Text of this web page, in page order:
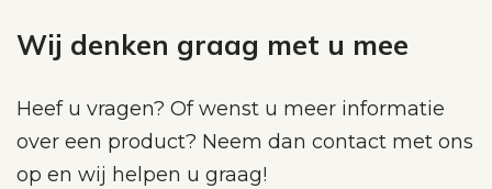
Wij denken graag met u mee
Heef u vragen? Of wenst u meer informatie
over een product? Neem dan contact met ons
op en wij helpen u graag!